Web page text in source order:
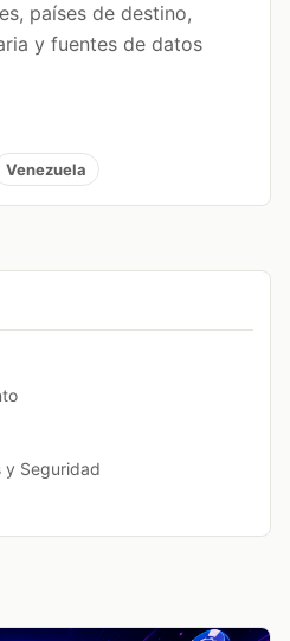
y Seguridad
países de destino,
y fuentes de datos
Venezuela